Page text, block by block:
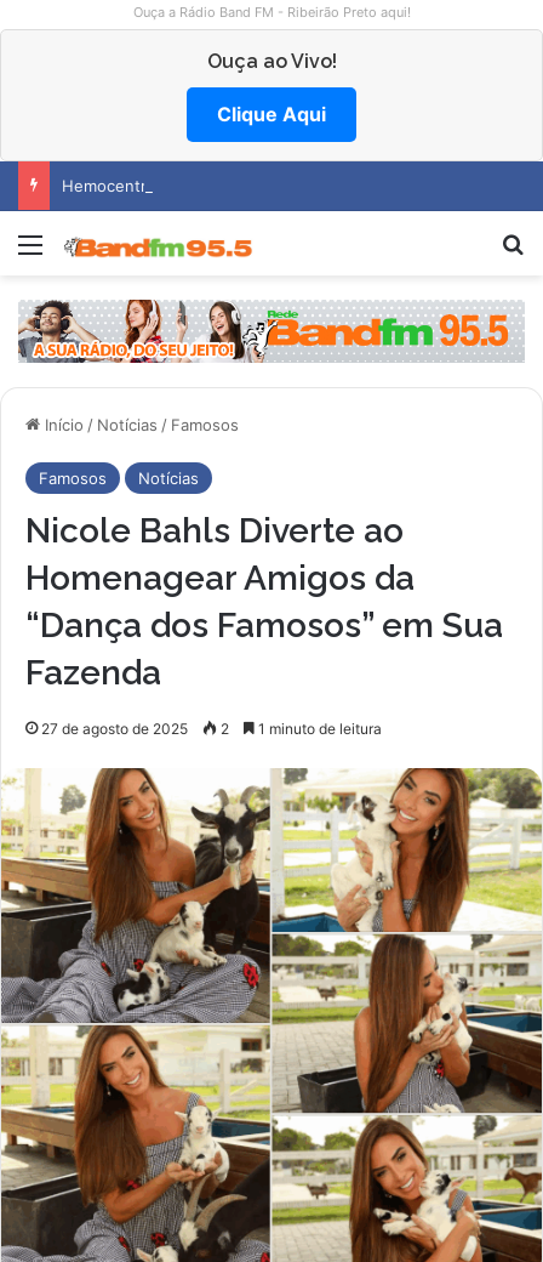
Ouça a Rádio Band FM - Ribeirão Preto aqui!
Ouça ao Vivo!
Clique Aqui
Hemocentro abre vagas na região
Menu
Início / Notícias / Famosos
Famosos Notícias
Nicole Bahls Diverte ao
Homenagear Amigos da
“Dança dos Famosos” em Sua
Fazenda
27 de agosto de 2025 2 1 minuto de leitura